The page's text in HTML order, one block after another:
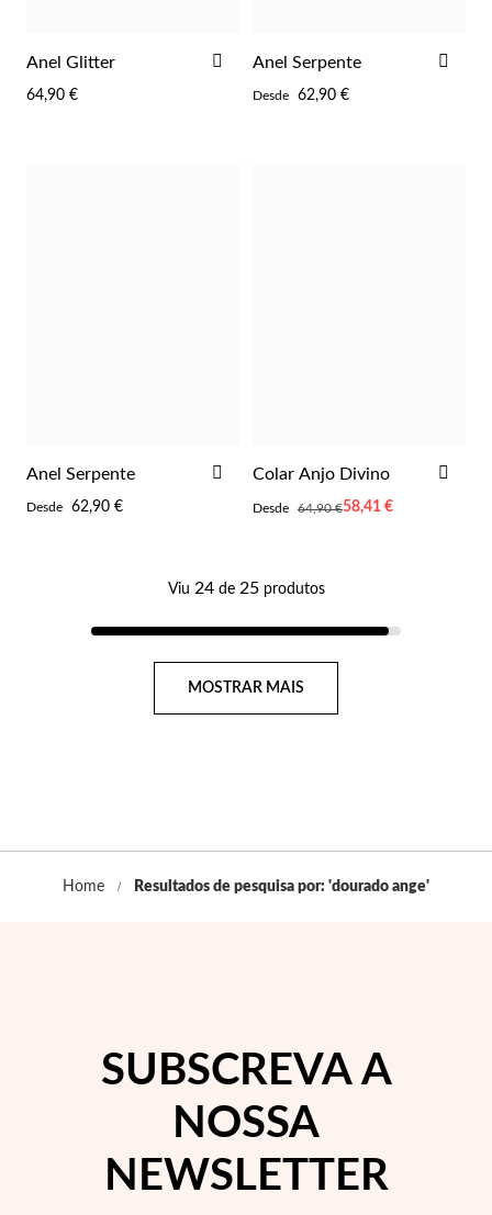
Filigrana
Anel Glitter
64,90 €
ADICIONAR
FAVORITOS
Anel Serpente
Desde 62,90 €
Anel Serpente
Desde 62,90 €
ADICIONAR
FAVORITOS
Colar Anjo Divino
Desde
58,41 €
Desde 64,90 €
Viu 24de 25produtos
MOSTRAR MAIS
Home Resultados de pesquisa por: 'dourado ange'
SUBSCREVA A
NOSSA
NEWSLETTER